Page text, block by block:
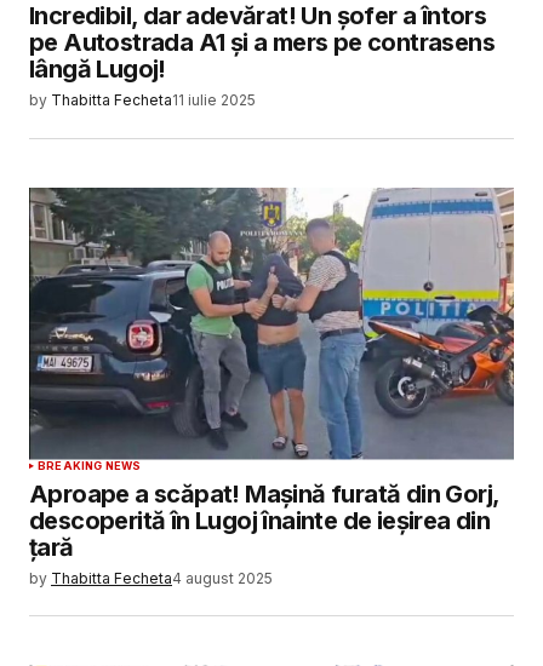
Incredibil, dar adevărat! Un șofer a întors
pe Autostrada A1 și a mers pe contrasens
lângă Lugoj!
by Thabitta Fecheta11 iulie 2025
BREAKING NEWS
Aproape a scăpat! Mașină furată din Gorj,
descoperită în Lugoj înainte de ieșirea din
țară
by Thabitta Fecheta4 august 2025